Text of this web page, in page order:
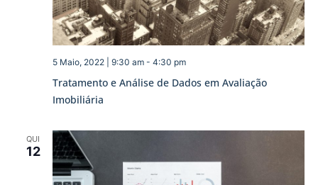
Tratamento e Análise de Dados em Avaliação
Imobiliária
5 Maio, 2022 | 9:30 am- 4:30 pm
QUI
12